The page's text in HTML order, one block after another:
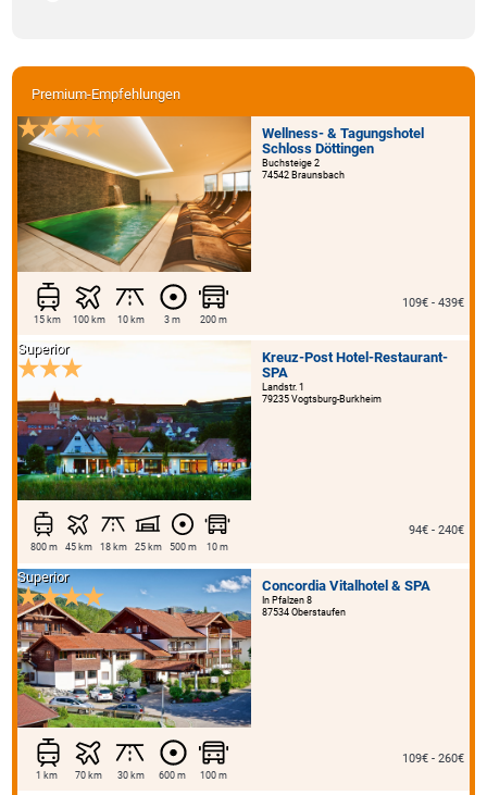
Premium-Empfehlungen
Wellness- & Tagungshotel
Schloss Döttingen
Buchsteige 2
74542 Braunsbach
15 km 100 km 10 km 3 m 200 m
109€ - 439€
Kreuz-Post Hotel-Restaurant-
SPA
Landstr. 1
79235 Vogtsburg-Burkheim
Superior
800 m 45 km 18 km 25 km 500 m 10 m
94€ - 240€
Concordia Vitalhotel & SPA
In Pfalzen 8
87534 Oberstaufen
Superior
1 km 70 km 30 km 600 m 100 m
109€ - 260€